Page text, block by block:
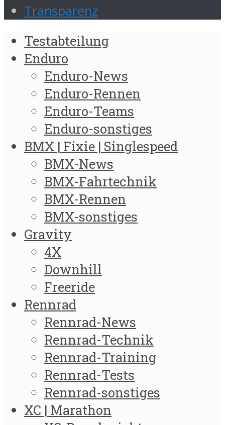
Transparenz
Testabteilung
Enduro
Enduro-News
Enduro-Rennen
Enduro-Teams
Enduro-sonstiges
BMX | Fixie | Singlespeed
BMX-News
BMX-Fahrtechnik
BMX-Rennen
BMX-sonstiges
Gravity
4X
Downhill
Freeride
Rennrad
Rennrad-News
Rennrad-Technik
Rennrad-Training
Rennrad-Tests
Rennrad-sonstiges
XC | Marathon